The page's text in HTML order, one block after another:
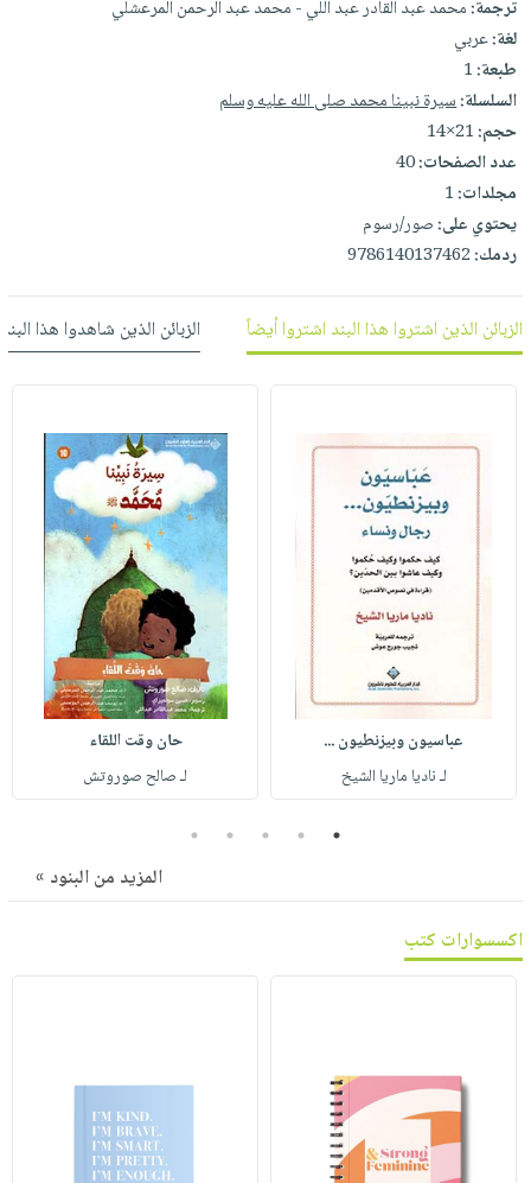
العناية
بالأسنان
الحمية
والتغذية
أدوات
المائدة
الأوعية
والتخزين
أدوات
المطبخ
الأكثر
مبيعاً
العودة
للمدارس
اكسسوارات
كتب
اكسسوارات
منزلية
اكسسوارات
ملابس
مطرزات
حلي
بالذات
صابون
أطفال
مناسبات
شحن
مجاني
بنود
مختارة
اشتراكات
كل
الاشتراكات
صندوق
iKitab
بلا
حدود
بحث
متقدم
نيل
الشركة
سياسة
الشركة
فيديوهات
يتكرر
طرحها
وفرات
انشر
لائحة
الأمنيات
عربة
التسوق
نشرة
الإصدارات
ترجمة:محمد عبد القادر عبد اللي - محمد عبد الرحمن المرعشلي
لغة:عربي
طبعة:1
السلسلة:سيرة نبينا محمد صلى الله عليه وسلم
حجم:21×14
عدد الصفحات:40
مجلدات:1
يحتوي على:صور/رسوم
ردمك:9786140137462
الزبائن الذين اشتروا هذا البند اشتروا أيضاً الزبائن الذين شاهدوا هذا
عباسيون وبيزنطيون ...
لـ ناديا ماريا الشيخ
حان وقت اللقاء
لـ صالح صوروتش
1
2
3
4
5
المزيد من البنود »
اكسسوارات كتب